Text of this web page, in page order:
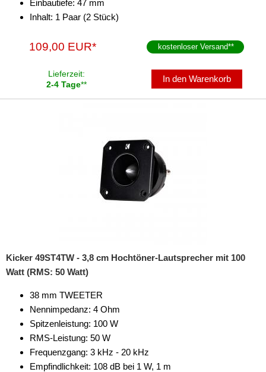
Einbautiefe: 47 mm
Inhalt: 1 Paar (2 Stück)
109,00 EUR* kostenloser Versand**
Lieferzeit:
2-4 Tage**
In den Warenkorb
Kicker 49ST4TW - 3,8 cm Hochtöner-Lautsprecher mit 100
Watt (RMS: 50 Watt)
38 mm TWEETER
Nennimpedanz: 4 Ohm
Spitzenleistung: 100 W
RMS-Leistung: 50 W
Frequenzgang: 3 kHz - 20 kHz
Empfindlichkeit: 108 dB bei 1 W, 1 m